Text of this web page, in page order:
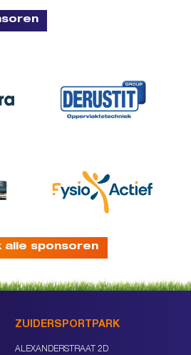
alle sponsoren
ZUIDERSPORTPARK
ALEXANDERSTRAAT 2D